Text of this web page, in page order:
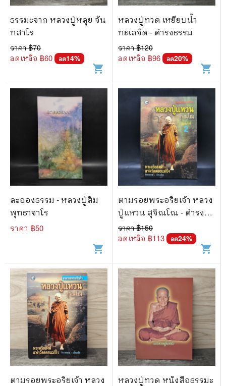
ธรรมะจาก หลวงปู่หลุย จัน
ทสาโร
ราคา ฿70
ลดเหลือ ฿60 ลด14%
shopping_cart
หลวงปู่ทวด เหยียบน้ำ
ทะเลจืด - ดำรงธรรม
ราคา ฿120
ลดเหลือ ฿96 ลด20%
shopping_cart
ละอองธรรม - หลวงปู่สิม
พุทธาจาโร
ราคา ฿50
shopping_cart
ตามรอยพระอริยเจ้า หลวง
ปู่แหวน สุจิณโณ - ดำรง
ธรรม
ราคา ฿150
ลดเหลือ ฿113 ลด24%
shopping_cart
ตามรอยพระอริยเจ้า หลวง
หลวงปู่ทวด หนังสือธรรมะ